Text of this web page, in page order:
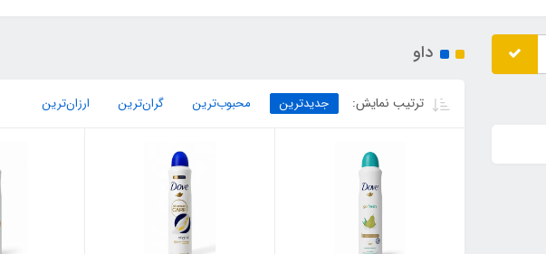
داو
ترتیب نمایش: جدیدترین محبوب‌ترین گران‌ترین ارزان‌ترین